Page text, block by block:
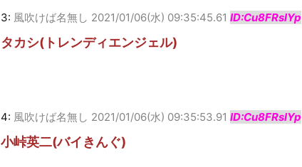
3: 風吹けば名無し 2021/01/06(水) 09:35:45.61 ID:Cu8FRslYp
タカシ(トレンディエンジェル)
4: 風吹けば名無し 2021/01/06(水) 09:35:53.91 ID:Cu8FRslYp
小峠英二(バイきんぐ)